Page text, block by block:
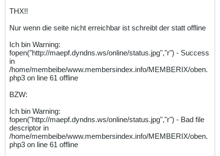
THX!!
Nur wenn die seite nicht erreichbar ist schreibt der statt offline
Ich bin Warning:
fopen("http://maepf.dyndns.ws/online/status.jpg","r") - Success
in
/home/membeibe/www.membersindex.info/MEMBERIX/oben.
php3 on line 61 offline
BZW:
Ich bin Warning:
fopen("http://maepf.dyndns.ws/online/status.jpg","r") - Bad file
descriptor in
/home/membeibe/www.membersindex.info/MEMBERIX/oben.
php3 on line 61 offline